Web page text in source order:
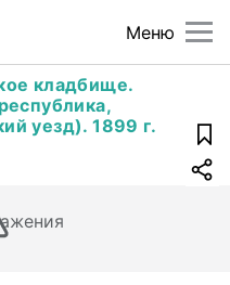
Меню
кладбище.
уезд). 1899 г.